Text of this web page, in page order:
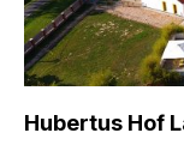
Hubertus Hof